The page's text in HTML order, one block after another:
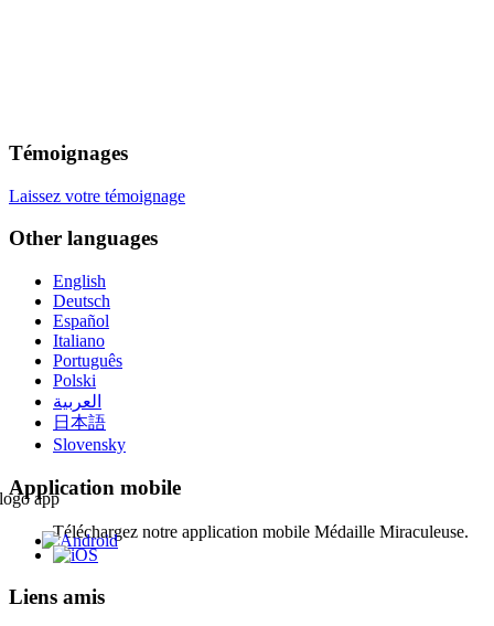
Témoignages
Laissez votre témoignage
Other languages
English
Deutsch
Español
Italiano
Português
Polski
العربية
日本語
Slovensky
Application mobile
Téléchargez notre application mobile Médaille Miraculeuse.
Liens amis